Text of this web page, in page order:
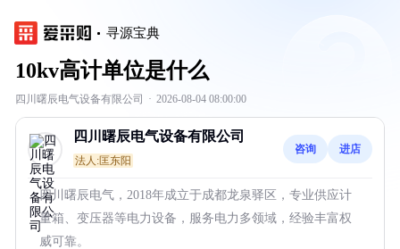
寻源宝典
10kv高计单位是什么
四川曙辰电气设备有限公司 · 2026-08-04 08:00:00
四川曙辰电气设备有限公司
法人:匡东阳
咨询 进店
四川曙辰电气，2018年成立于成都龙泉驿区，专业供应计
量箱、变压器等电力设备，服务电力多领域，经验丰富权
威可靠。